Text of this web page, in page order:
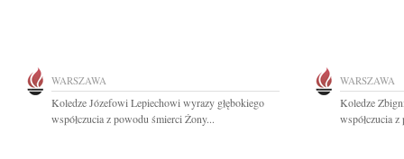
WARSZAWA
Koledze Józefowi Lepiechowi wyrazy głębokiego
współczucia z powodu śmierci Żony...
WARSZAWA
Koledze
współczucia